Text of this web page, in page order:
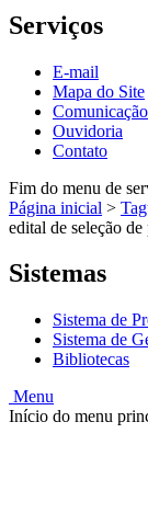
Serviços
E-mail
Mapa do Site
Comunicação
Ouvidoria
Contato
Fim do menu de
Página inicial >
edital de seleção
Sistemas
Sistema de
Sistema de
Bibliotecas
Menu
Início do menu